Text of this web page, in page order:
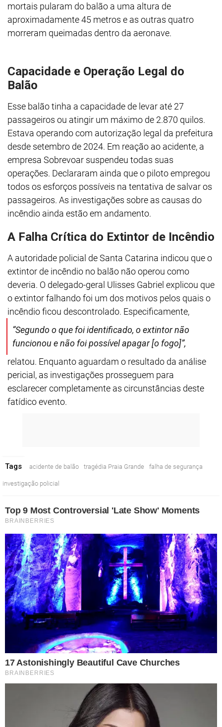
mortais pularam do balão a uma altura de
aproximadamente 45 metros e as outras quatro
morreram queimadas dentro da aeronave.
Capacidade e Operação Legal do
Balão
Esse balão tinha a capacidade de levar até 27
passageiros ou atingir um máximo de 2.870 quilos.
Estava operando com autorização legal da prefeitura
desde setembro de 2024. Em reação ao acidente, a
empresa Sobrevoar suspendeu todas suas
operações. Declararam ainda que o piloto empregou
todos os esforços possíveis na tentativa de salvar os
passageiros. As investigações sobre as causas do
incêndio ainda estão em andamento.
A Falha Crítica do Extintor de Incêndio
A autoridade policial de Santa Catarina indicou que o
extintor de incêndio no balão não operou como
deveria. O delegado-geral Ulisses Gabriel explicou que
o extintor falhando foi um dos motivos pelos quais o
incêndio ficou descontrolado. Especificamente,
“Segundo o que foi identificado, o extintor não
funcionou e não foi possível apagar [o fogo]”,
relatou. Enquanto aguardam o resultado da análise
pericial, as investigações prosseguem para
esclarecer completamente as circunstâncias deste
fatídico evento.
Tags acidente de balão tragédia Praia Grande falha de segurança
investigação policial